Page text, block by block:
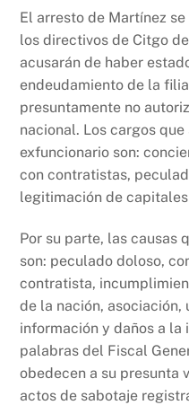
El arresto de Martínez
los directivos de Citgo
acusarán de haber
endeudamiento de la
presuntamente no
nacional. Los cargos
exfuncionario son:
con contratistas,
legitimación de
Por su parte, las causas
son: peculado doloso,
contratista,
de la nación,
información y daños a
palabras del Fiscal
obedecen a su presunta
actos de sabotaje